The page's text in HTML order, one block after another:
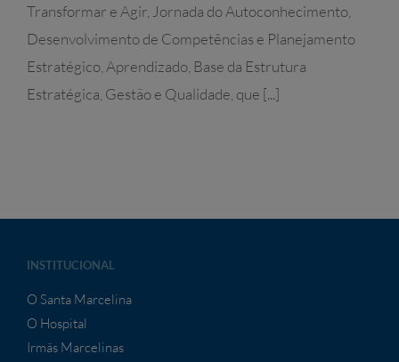
Transformar e Agir, Jornada do Autoconhecimento,
Desenvolvimento de Competências e Planejamento
Estratégico, Aprendizado, Base da Estrutura
Estratégica, Gestão e Qualidade, que [...]
INSTITUCIONAL
O Santa Marcelina
O Hospital
Irmãs Marcelinas